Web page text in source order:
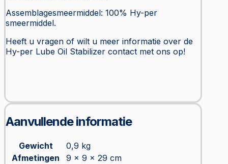
Assemblagesmeermiddel: 100% Hy-per
smeermiddel.
Heeft u vragen of wilt u meer informatie over de
Hy-per Lube Oil Stabilizer contact met ons op!
Aanvullende informatie
Gewicht
0,9 kg
Afmetingen
9 × 9 × 29 cm